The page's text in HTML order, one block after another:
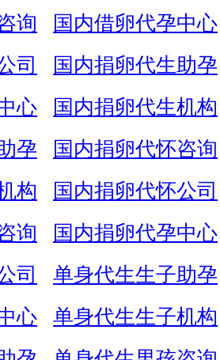
询
国内借卵代孕中心
司
国内捐卵代生助孕
心
国内捐卵代生机构
孕
国内捐卵代怀咨询
构
国内捐卵代怀公司
询
国内捐卵代孕中心
司
单身代生生子助孕
心
单身代生生子机构